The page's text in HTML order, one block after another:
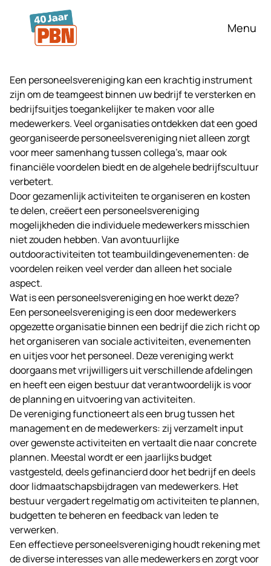
Ga naar hoofdinhoud
Menu
Een personeelsvereniging kan een krachtig instrument
zijn om de teamgeest binnen uw bedrijf te versterken en
bedrijfsuitjestoegankelijker te maken voor alle
medewerkers. Veel organisaties ontdekken dat een goed
georganiseerde personeelsvereniging niet alleen zorgt
voor meer samenhang tussen collega’s, maar ook
financiële voordelen biedt en de algehele bedrijfscultuur
verbetert.
Door gezamenlijk activiteiten te organiseren en kosten
te delen, creëert een personeelsvereniging
mogelijkheden die individuele medewerkers misschien
niet zouden hebben. Van avontuurlijke
outdooractiviteiten tot teambuildingevenementen: de
voordelen reiken veel verder dan alleen het sociale
aspect.
Wat is een personeelsvereniging en hoe werkt deze?
Een personeelsvereniging is een door medewerkers
opgezette organisatie binnen een bedrijf die zich richt op
het organiseren van sociale activiteiten, evenementen
en uitjes voor het personeel. Deze vereniging werkt
doorgaans met vrijwilligers uit verschillende afdelingen
en heeft een eigen bestuur dat verantwoordelijk is voor
de planning en uitvoering van activiteiten.
De vereniging functioneert als een brug tussen het
management en de medewerkers: zij verzamelt input
over gewenste activiteiten en vertaalt die naar concrete
plannen. Meestal wordt er een jaarlijks budget
vastgesteld, deels gefinancierd door het bedrijf en deels
door lidmaatschapsbijdragen van medewerkers. Het
bestuur vergadert regelmatig om activiteiten te plannen,
budgetten te beheren en feedback van leden te
verwerken.
Een effectieve personeelsvereniging houdt rekening met
de diverse interesses van alle medewerkers en zorgt voor